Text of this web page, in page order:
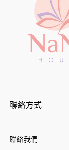
聯絡方式
聯絡我們